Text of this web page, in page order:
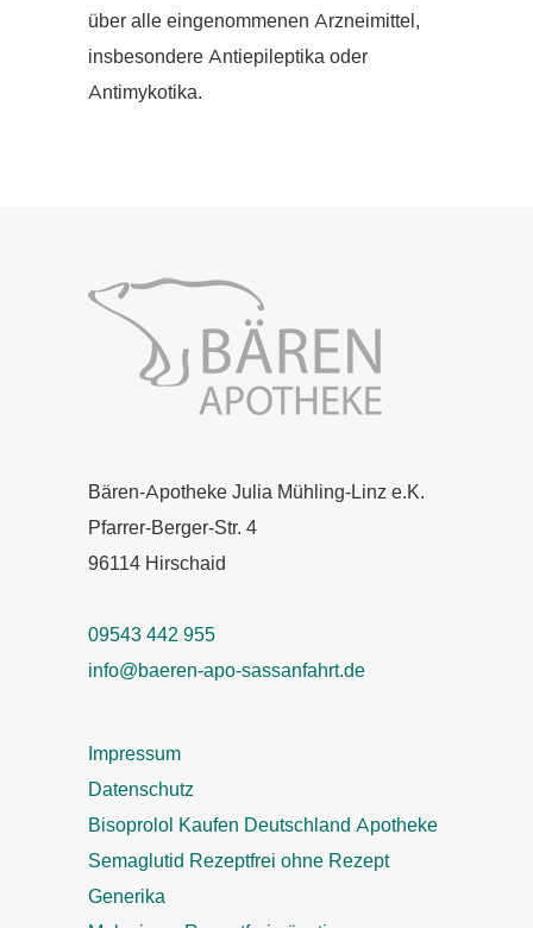
über alle eingenommenen Arzneimittel,
insbesondere Antiepileptika oder
Antimykotika.
Bären-Apotheke Julia Mühling-Linz e.K.
Pfarrer-Berger-Str. 4
96114 Hirschaid
09543 442 955
info@baeren-apo-sassanfahrt.de
Impressum
Datenschutz
Bisoprolol Kaufen Deutschland Apotheke
Semaglutid Rezeptfrei ohne Rezept
Generika